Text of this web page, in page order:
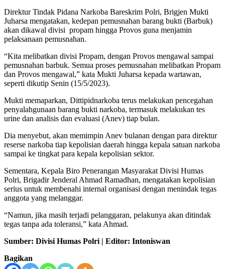
Direktur Tindak Pidana Narkoba Bareskrim Polri, Brigjen Mukti
Juharsa mengatakan, kedepan pemusnahan barang bukti (Barbuk)
akan dikawal divisi propam hingga Provos guna menjamin
pelaksanaan pemusnahan.
“Kita melibatkan divisi Propam, dengan Provos mengawal sampai
pemusnahan barbuk. Semua proses pemusnahan melibatkan Propam
dan Provos mengawal,” kata Mukti Juharsa kepada wartawan,
seperti dikutip Senin (15/5/2023).
Mukti memaparkan, Dittipidnarkoba terus melakukan pencegahan
penyalahgunaan barang bukti narkoba, termasuk melakukan tes
urine dan analisis dan evaluasi (Anev) tiap bulan.
Dia menyebut, akan memimpin Anev bulanan dengan para direktur
reserse narkoba tiap kepolisian daerah hingga kepala satuan narkoba
sampai ke tingkat para kepala kepolisian sektor.
Sementara, Kepala Biro Penerangan Masyarakat Divisi Humas
Polri, Brigadir Jenderal Ahmad Ramadhan, mengatakan kepolisian
serius untuk membenahi internal organisasi dengan menindak tegas
anggota yang melanggar.
“Namun, jika masih terjadi pelanggaran, pelakunya akan ditindak
tegas tanpa ada toleransi,” kata Ahmad.
Sumber: Divisi Humas Polri | Editor: Intoniswan
Bagikan